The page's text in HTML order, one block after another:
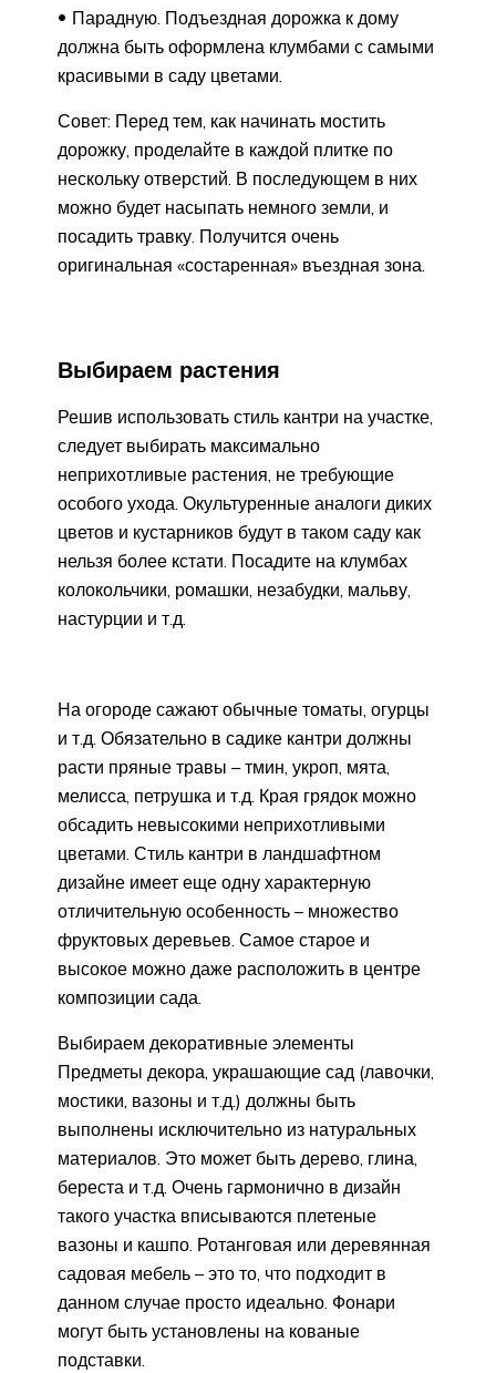
Парадную. Подъездная дорожка к дому
должна быть оформлена клумбами с самыми
красивыми в саду цветами.
Совет: Перед тем, как начинать мостить
дорожку, проделайте в каждой плитке по
нескольку отверстий. В последующем в них
можно будет насыпать немного земли, и
посадить травку. Получится очень
оригинальная «состаренная» въездная зона.
Выбираем растения
Решив использовать стиль кантри на участке,
следует выбирать максимально
неприхотливые растения, не требующие
особого ухода. Окультуренные аналоги диких
цветов и кустарников будут в таком саду как
нельзя более кстати. Посадите на клумбах
колокольчики, ромашки, незабудки, мальву,
настурции и т.д.
На огороде сажают обычные томаты, огурцы
и т.д. Обязательно в садике кантри должны
расти пряные травы – тмин, укроп, мята,
мелисса, петрушка и т.д. Края грядок можно
обсадить невысокими неприхотливыми
цветами. Стиль кантри в ландшафтном
дизайне имеет еще одну характерную
отличительную особенность – множество
фруктовых деревьев. Самое старое и
высокое можно даже расположить в центре
композиции сада.
Выбираем декоративные элементы
Предметы декора, украшающие сад (лавочки,
мостики, вазоны и т.д.) должны быть
выполнены исключительно из натуральных
материалов. Это может быть дерево, глина,
береста и т.д. Очень гармонично в дизайн
такого участка вписываются плетеные
вазоны и кашпо. Ротанговая или деревянная
садовая мебель – это то, что подходит в
данном случае просто идеально. Фонари
могут быть установлены на кованые
подставки.